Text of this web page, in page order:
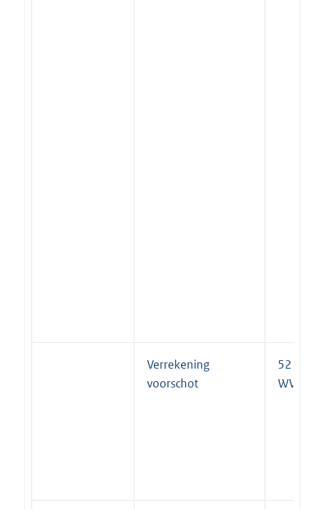
Verrekening
voorschot
52 lid
WWB